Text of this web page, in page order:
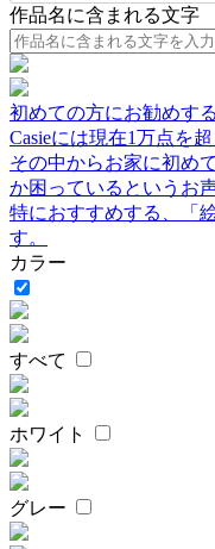
作品名に含まれる文字
初めての方にお勧めす
Casieには現在1万点を
その中からお家に初め
か困っているというお
特におすすめする、「
す。
カラー
すべて
ホワイト
グレー